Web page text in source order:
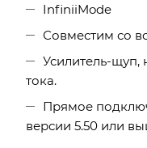
InfiniiMode
Совместим со
Усилитель-
тока.
Прямое
версии 5.50 или